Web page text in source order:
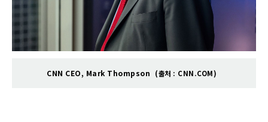
CNN CEO, Mark Thompson (출처 : CNN.COM)